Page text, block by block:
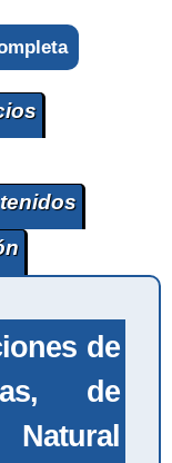
de
de